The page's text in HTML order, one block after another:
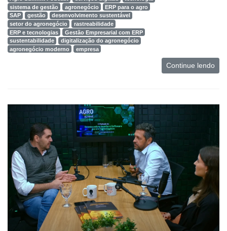
sistema de gestão
agronegócio
ERP para o agro
SAP
gestão
desenvolvimento sustentável
setor do agronegócio
rastreabilidade
ERP e tecnologias
Gestão Empresarial com ERP
sustentabilidade
digitalização do agronegócio
agronegócio moderno
empresa
Continue lendo